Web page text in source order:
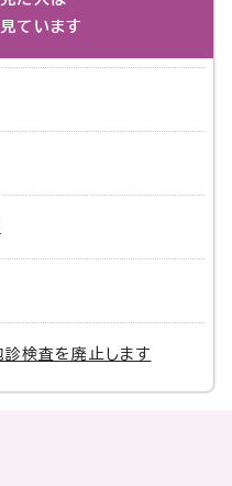
ています
検査を廃止します